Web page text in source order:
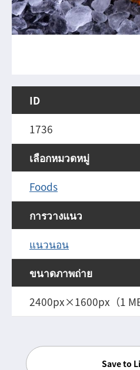
ID
1736
เลือกหมวดหมู่
Foods
การวางแนว
แนวนอน
ขนาดภาพถ่าย
2400px×1600px（1 MB
Save to